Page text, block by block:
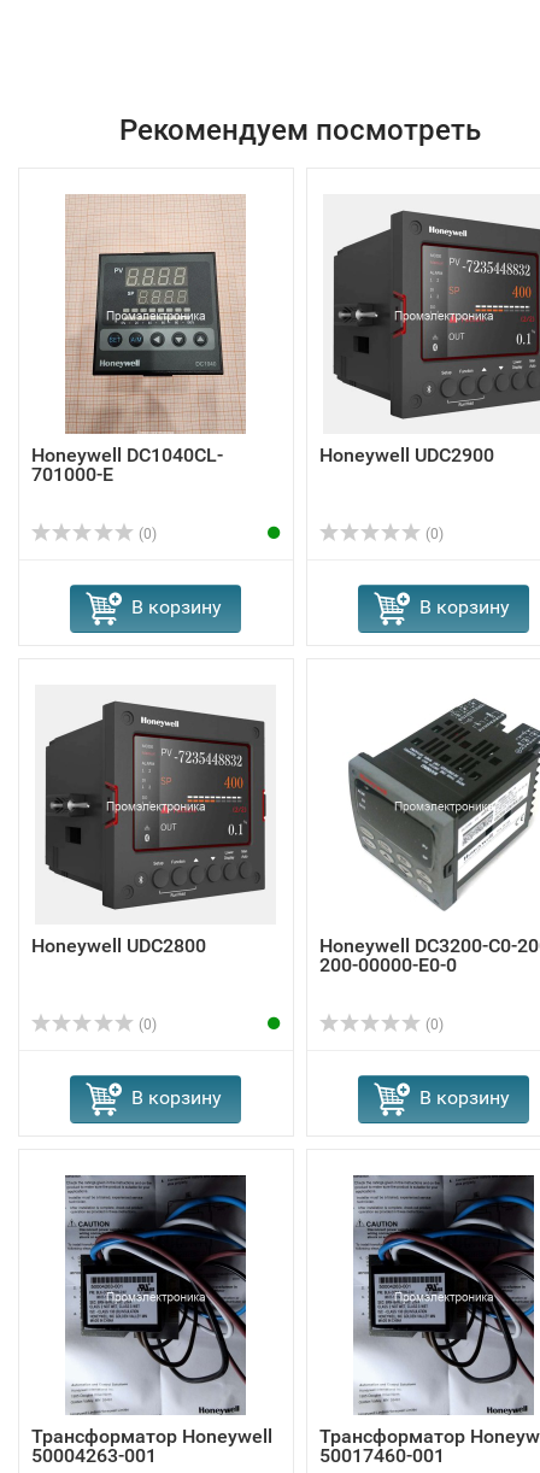
Рекомендуем посмотреть
Honeywell DC1040CL-
701000-E
(0)
В корзину
Honeywell UDC2900
(0)
В корзину
Honeywell UDC2800
(0)
В корзину
Honeywell DC3200-C0-
200-00000-E0-0
(0)
В корзину
Трансформатор Honeywell
50004263-001
Трансформатор
50017460-001